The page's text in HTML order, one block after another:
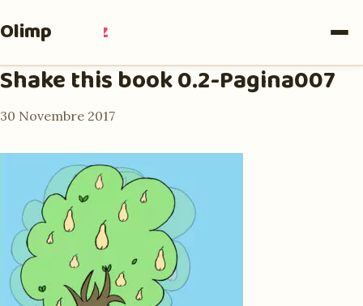
Olimpia Ruiz
Shake this book 0.2-Pagina007
30 Novembre 2017